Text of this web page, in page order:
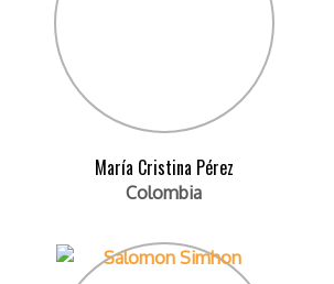
María Cristina Pérez
Colombia